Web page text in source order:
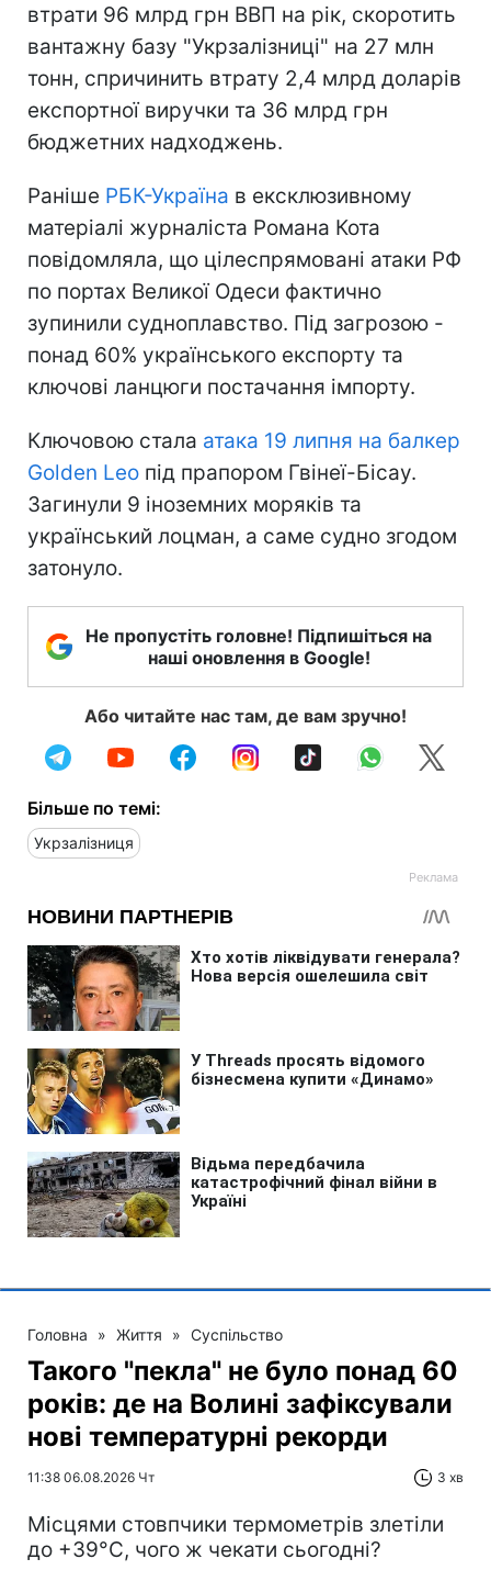
втрати 96 млрд грн ВВП на рік, скоротить
вантажну базу "Укрзалізниці" на 27 млн
тонн, спричинить втрату 2,4 млрд доларів
експортної виручки та 36 млрд грн
бюджетних надходжень.
Раніше РБК-Україна в ексклюзивному
матеріалі журналіста Романа Кота
повідомляла, що цілеспрямовані атаки РФ
по портах Великої Одеси фактично
зупинили судноплавство. Під загрозою -
понад 60% українського експорту та
ключові ланцюги постачання імпорту.
Ключовою стала атака 19 липня на балкер
Golden Leo під прапором Гвінеї-Бісау.
Загинули 9 іноземних моряків та
український лоцман, а саме судно згодом
затонуло.
Не пропустіть головне! Підпишіться на
наші оновлення в Google!
Або читайте нас там, де вам зручно!
Більше по темі:
Укрзалізниця
Головна » Життя » Суспільство
Такого "пекла" не було понад 60
років: де на Волині зафіксували
нові температурні рекорди
11:38 06.08.2026 Чт 3 хв
Місцями стовпчики термометрів злетіли
до +39°С, чого ж чекати сьогодні?